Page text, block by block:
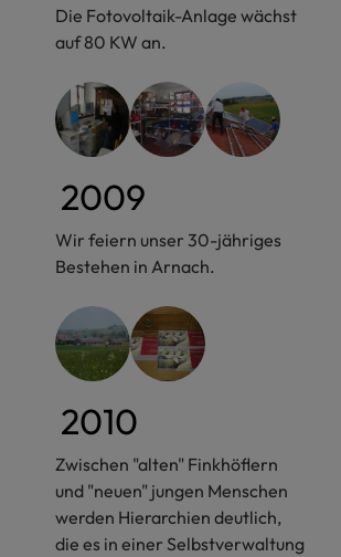
Die Fotovoltaik-Anlage wächst
auf 80 KW an.
2009
Wir feiern unser 30-jähriges
Bestehen in Arnach.
2010
Zwischen "alten" Finkhöflern
und "neuen" jungen Menschen
werden Hierarchien deutlich,
die es in einer Selbstverwaltung